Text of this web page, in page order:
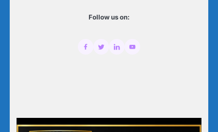
Follow us on: